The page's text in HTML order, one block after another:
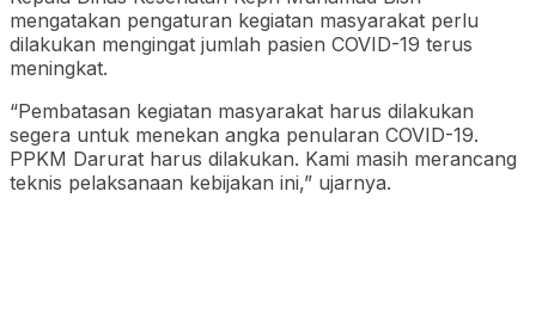
mengatakan pengaturan kegiatan masyarakat perlu
dilakukan mengingat jumlah pasien COVID-19 terus
meningkat.
“Pembatasan kegiatan masyarakat harus dilakukan
segera untuk menekan angka penularan COVID-19.
PPKM Darurat harus dilakukan. Kami masih merancang
teknis pelaksanaan kebijakan ini,” ujarnya.